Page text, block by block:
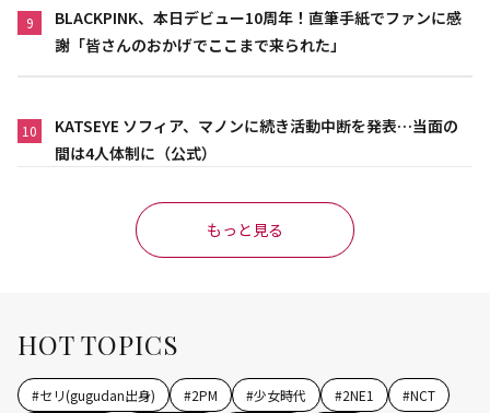
9
BLACKPINK、本日デビュー10周年！直筆手紙でファンに感
謝「皆さんのおかげでここまで来られた」
10
KATSEYE ソフィア、マノンに続き活動中断を発表…当面の
間は4人体制に（公式）
もっと見る
HOT TOPICS
#セリ(gugudan出身) #2PM #少女時代 #2NE1 #NCT